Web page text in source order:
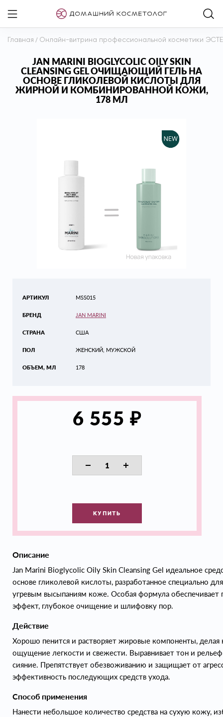
Главная / Онлайн-витрина профессиональной косметики
JAN MARINI BIOGLYCOLIC OILY SKIN
CLEANSING GEL ОЧИЩАЮЩИЙ ГЕЛЬ НА
ОСНОВЕ ГЛИКОЛЕВОЙ КИСЛОТЫ ДЛЯ
ЖИРНОЙ И КОМБИНИРОВАННОЙ КОЖИ,
178 МЛ
АРТИКУЛ
БРЕНД
СТРАНА
ПОЛ
ОБЪЕМ, МЛ
MSS015
JAN MARINI
США
ЖЕНСКИЙ, МУЖСКОЙ
178
6 555 ₽
КУПИТЬ
Описание
Jan Marini Bioglycolic Oily Skin Cleansing Gel идеальное
основе гликолевой кислоты, разработанное специально
угревым высыпаниям коже. Особая формула
эффект, глубокое очищение и шлифовку пор.
Действие
Хорошо пенится и растворяет жировые компоненты,
ощущение легкости и свежести. Выравнивает тон и
сияние. Препятствует обезвоживанию и защищает от
эффективность последующих средств ухода.
Способ применения
Нанести небольшое количество средства на сухую кожу,